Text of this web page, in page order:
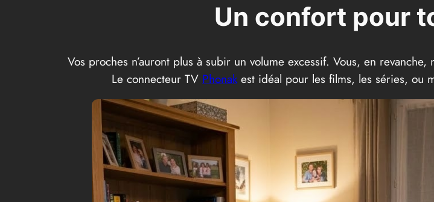
Un confort pour
Vos proches n’auront plus à subir un volume excessif. Vous, en
Le connecteur TV Phonak est idéal pour les films, les séries, ou